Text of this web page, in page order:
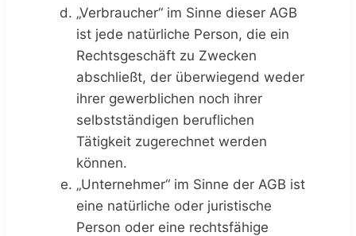
„Verbraucher“ im Sinne dieser AGB
ist jede natürliche Person, die ein
Rechtsgeschäft zu Zwecken
abschließt, der überwiegend weder
ihrer gewerblichen noch ihrer
selbstständigen beruflichen
Tätigkeit zugerechnet werden
können.
„Unternehmer“ im Sinne der AGB ist
eine natürliche oder juristische
Person oder eine rechtsfähige